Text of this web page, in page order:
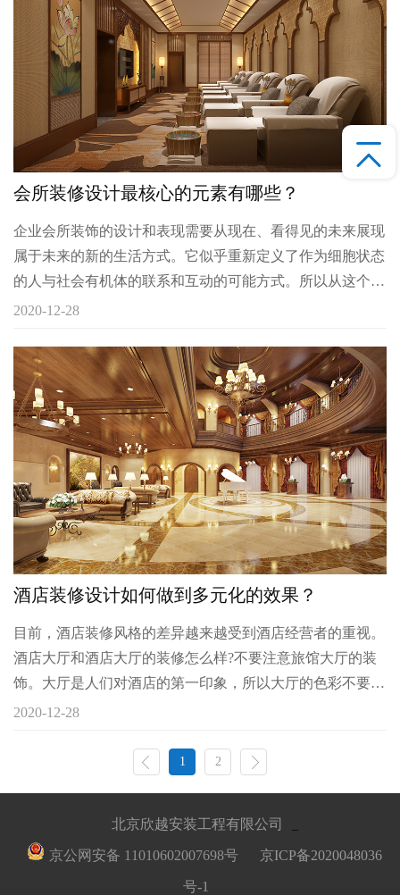
会所装修设计最核心的元素有哪些？
企业会所装饰的设计和表现需要从现在、看得见的未来展现
属于未来的新的生活方式。它似乎重新定义了作为细胞状态
的人与社会有机体的联系和互动的可能方式。所以从这个角
度来看，设计无疑蕴含着潜移默化的历史意义。让历史与时
2020-12-28
酒店装修设计如何做到多元化的效果？
目前，酒店装修风格的差异越来越受到酒店经营者的重视。
酒店大厅和酒店大厅的装修怎么样?不要注意旅馆大厅的装
饰。大厅是人们对酒店的第一印象，所以大厅的色彩不要太
复杂，以免给人刺眼的感觉;大厅的灯光要明亮温馨，给人
2020-12-28
1 2
北京欣越安装工程有限公司
京公网安备 11010602007698号 京ICP备2020048036
号-1